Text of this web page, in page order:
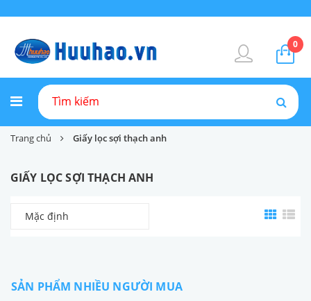
0
Trang chủ Giấy lọc sợi thạch anh
GIẤY LỌC SỢI THẠCH ANH
Mặc định
SẢN PHẨM NHIỀU NGƯỜI MUA